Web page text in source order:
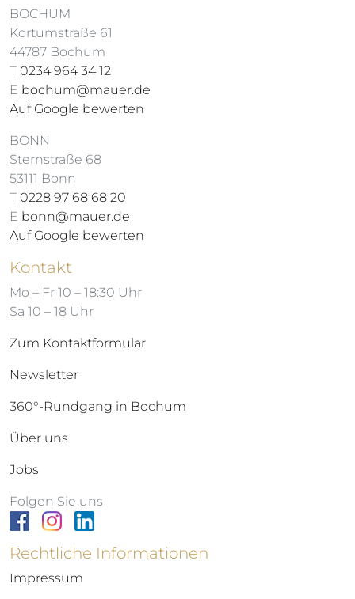
BOCHUM
Kortumstraße 61
44787 Bochum
T 0234 964 34 12
E bochum@mauer.de
Auf Google bewerten
BONN
Sternstraße 68
53111 Bonn
T 0228 97 68 68 20
E bonn@mauer.de
Auf Google bewerten
Kontakt
Mo – Fr 10 – 18:30 Uhr
Sa 10 – 18 Uhr
Zum Kontaktformular
Newsletter
360°-Rundgang in Bochum
Über uns
Jobs
Folgen Sie uns
Rechtliche Informationen
Impressum